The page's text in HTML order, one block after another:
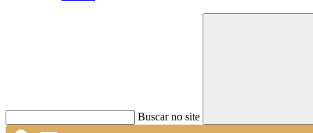
Buscar no site